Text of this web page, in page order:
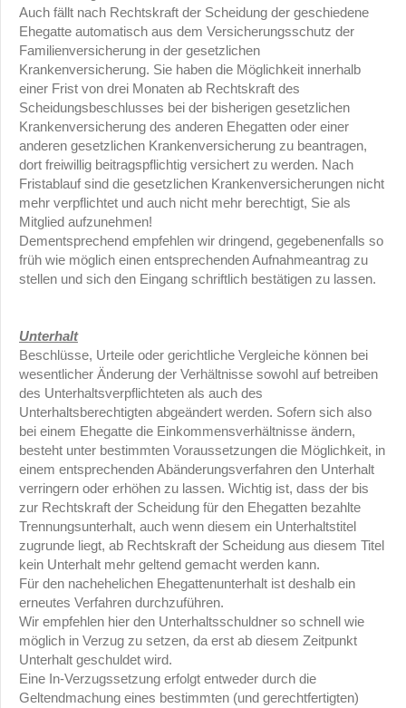
Auch fällt nach Rechtskraft der Scheidung der geschiedene
Ehegatte automatisch aus dem Versicherungsschutz der
Familienversicherung in der gesetzlichen
Krankenversicherung. Sie haben die Möglichkeit innerhalb
einer Frist von drei Monaten ab Rechtskraft des
Scheidungsbeschlusses bei der bisherigen gesetzlichen
Krankenversicherung des anderen Ehegatten oder einer
anderen gesetzlichen Krankenversicherung zu beantragen,
dort freiwillig beitragspflichtig versichert zu werden. Nach
Fristablauf sind die gesetzlichen Krankenversicherungen nicht
mehr verpflichtet und auch nicht mehr berechtigt, Sie als
Mitglied aufzunehmen!
Dementsprechend empfehlen wir dringend, gegebenenfalls so
früh wie möglich einen entsprechenden Aufnahmeantrag zu
stellen und sich den Eingang schriftlich bestätigen zu lassen.
Unterhalt
Beschlüsse, Urteile oder gerichtliche Vergleiche können bei
wesentlicher Änderung der Verhältnisse sowohl auf betreiben
des Unterhaltsverpflichteten als auch des
Unterhaltsberechtigten abgeändert werden. Sofern sich also
bei einem Ehegatte die Einkommensverhältnisse ändern,
besteht unter bestimmten Voraussetzungen die Möglichkeit, in
einem entsprechenden Abänderungsverfahren den Unterhalt
verringern oder erhöhen zu lassen. Wichtig ist, dass der bis
zur Rechtskraft der Scheidung für den Ehegatten bezahlte
Trennungsunterhalt, auch wenn diesem ein Unterhaltstitel
zugrunde liegt, ab Rechtskraft der Scheidung aus diesem Titel
kein Unterhalt mehr geltend gemacht werden kann.
Für den nachehelichen Ehegattenunterhalt ist deshalb ein
erneutes Verfahren durchzuführen.
Wir empfehlen hier den Unterhaltsschuldner so schnell wie
möglich in Verzug zu setzen, da erst ab diesem Zeitpunkt
Unterhalt geschuldet wird.
Eine In-Verzugssetzung erfolgt entweder durch die
Geltendmachung eines bestimmten (und gerechtfertigten)